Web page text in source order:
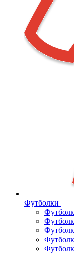
Футболки